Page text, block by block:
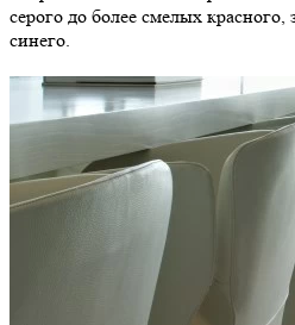
серого до более смелых красного,
синего.